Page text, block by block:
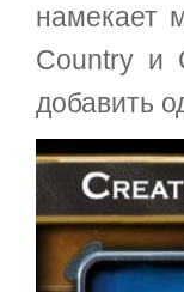
намекает
Country и
добавить